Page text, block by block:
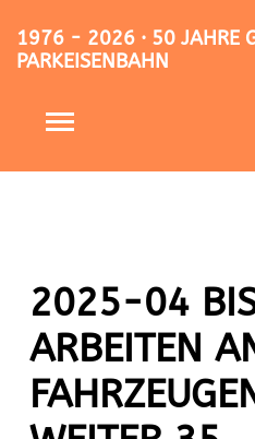
1976 - 2026 · 50 JAHRE
PARKEISENBAHN
2025-04
ARBEITEN